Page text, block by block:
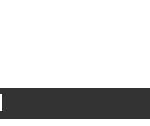
LIEN UTILES